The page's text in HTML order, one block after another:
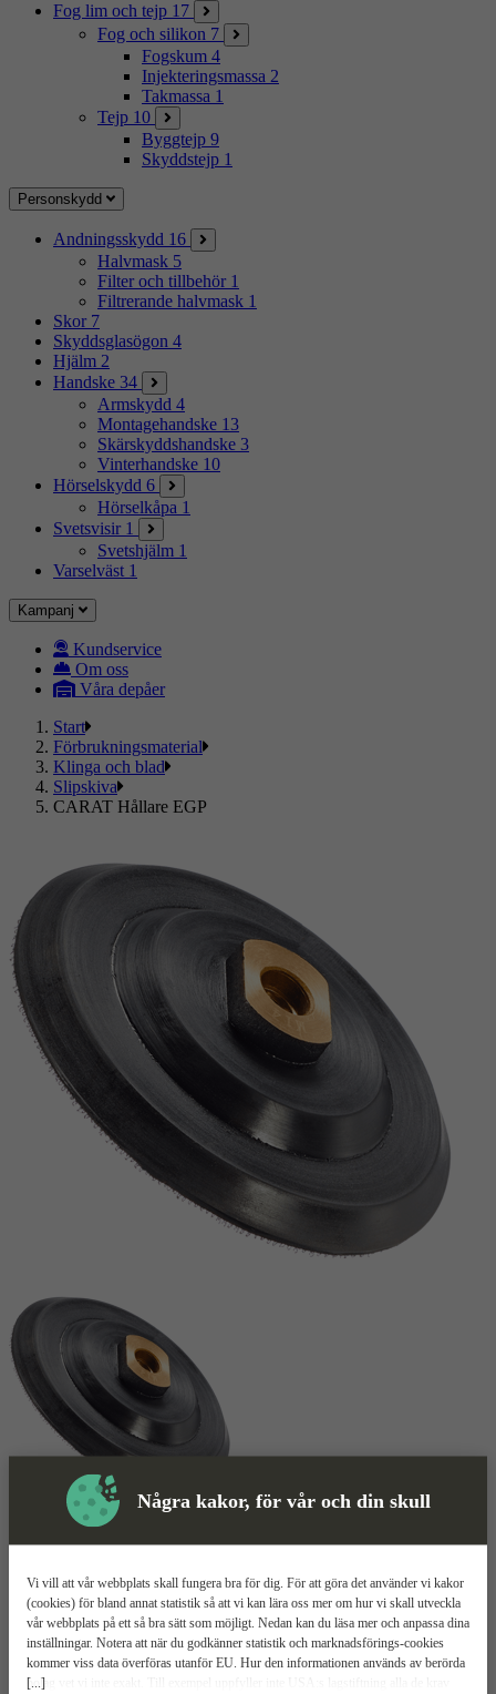
Några kakor, för vår och din skull
[...]
Vi vill att vår webbplats skall fungera bra för dig. För att göra det använder vi kakor
(cookies) för bland annat statistik så att vi kan lära oss mer om hur vi skall utveckla
vår webbplats på ett så bra sätt som möjligt. Nedan kan du läsa mer och anpassa dina
inställningar. Notera att när du godkänner statistik och marknadsförings-cookies
kommer viss data överföras utanför EU. Hur den informationen används av berörda
bolag vet vi inte exakt. Till exempel uppfyller inte USA:s lagstiftning alla de krav
Fog lim och tejp 17
Fog och silikon 7
Fogskum 4
Injekteringsmassa 2
Takmassa 1
Tejp 10
Byggtejp 9
Skyddstejp 1
Personskydd
Andningsskydd 16
Halvmask 5
Filter och tillbehör 1
Filtrerande halvmask 1
Skor 7
Skyddsglasögon 4
Hjälm 2
Handske 34
Armskydd 4
Montagehandske 13
Skärskyddshandske 3
Vinterhandske 10
Hörselskydd 6
Hörselkåpa 1
Svetsvisir 1
Svetshjälm 1
Varselväst 1
Kampanj
Kundservice
Om oss
Våra depåer
Start
Förbrukningsmaterial
Klinga och blad
Slipskiva
CARAT Hållare EGP
Skyddsutrustning
Hållare Mer information
CARAT EGP